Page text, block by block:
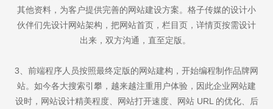
其他资料，为客户提供完善的网站建设方案。格子传媒的设计小
伙伴们先设计网站架构，把网站首页，栏目页，详情页按需设计
出来，双方沟通，直至定版。
3、前端程序人员按照最终定版的网站建构，开始编程制作品牌网
站。如今各大搜索引攀，越来越注重用户体验，因此企业网站建
设时，网站设计精美程度、网站打开速度、网站 URL 的优化、后